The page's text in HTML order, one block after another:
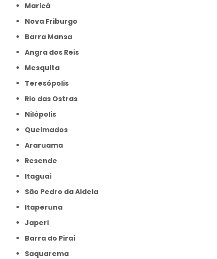
Maricá
Nova Friburgo
Barra Mansa
Angra dos Reis
Mesquita
Teresópolis
Rio das Ostras
Nilópolis
Queimados
Araruama
Resende
Itaguaí
São Pedro da Aldeia
Itaperuna
Japeri
Barra do Piraí
Saquarema